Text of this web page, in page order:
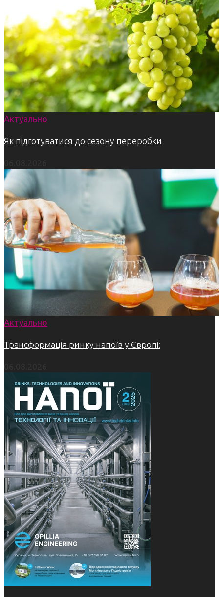
Актуально
Як підготуватися до сезону переробки
Актуально
Трансформація ринку напоїв у Європі: